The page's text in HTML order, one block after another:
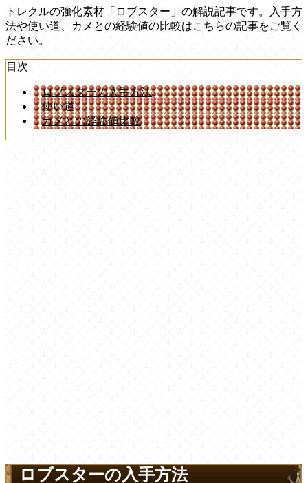
トレクルの強化素材「ロブスター」の解説記事です。入手方
法や使い道、カメとの経験値の比較はこちらの記事をご覧く
ださい。
目次
ロブスターの入手方法
使い道
カメとの経験値比較
ロブスターの入手方法